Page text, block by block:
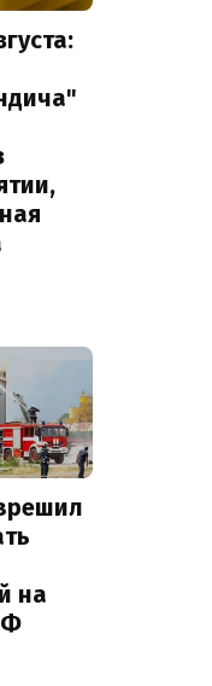
на